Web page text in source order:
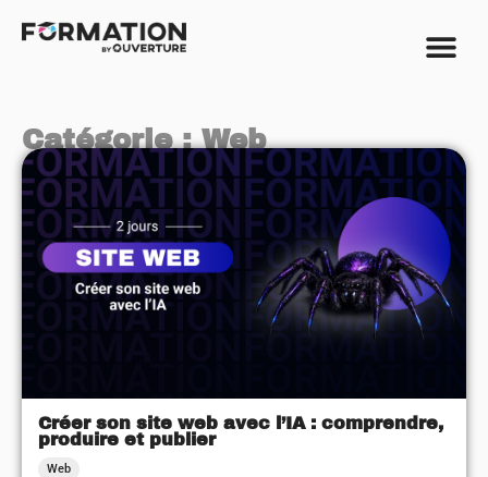
Catégorie : Web
Créer son site web avec l’IA : comprendre,
produire et publier
Web